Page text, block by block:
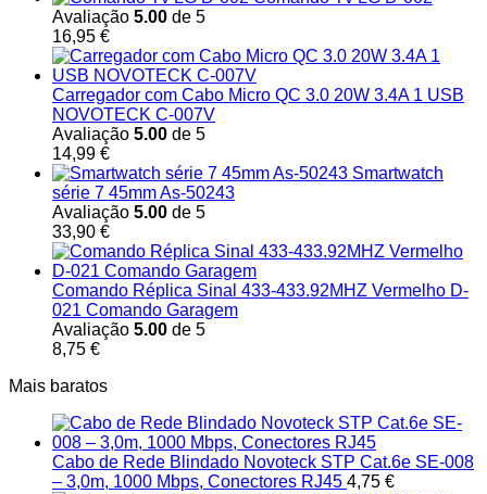
Avaliação 5.00 de 5
16,95 €
Carregador com Cabo Micro QC 3.0 20W 3.4A 1 USB
NOVOTECK C-007V
Avaliação 5.00 de 5
14,99 €
Smartwatch
série 7 45mm As-50243
Avaliação 5.00 de 5
33,90 €
Comando Réplica Sinal 433-433.92MHZ Vermelho D-
021 Comando Garagem
Avaliação 5.00 de 5
8,75 €
Mais baratos
Cabo de Rede Blindado Novoteck STP Cat.6e SE-008
– 3,0m, 1000 Mbps, Conectores RJ45 4,75 €